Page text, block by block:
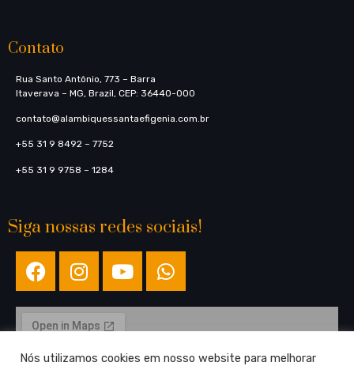
Contato
Rua Santo Antônio, 773​ – Barra
Itaverava – MG, Brazil, CEP: 36440-000
contato@alambiquessantaefigenia.com.br
+55 31 9 8492 – 7752
+55 31 9 9758 – 1284
Siga nossas redes sociais!
Nós utilizamos cookies em nosso website para melhorar